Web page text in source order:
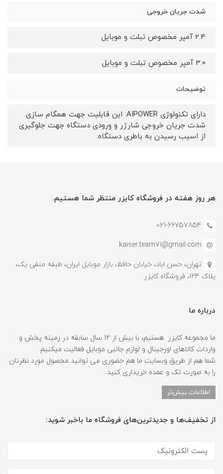
شدت جریان خروجی
2.4 آمپر مخصوص تبلت و موبایل
3.0 آمپر مخصوص تبلت و موبایل
توضیحات
دارای تکنولوژی AIPOWER: این قابلیت جهت همگام سازی
شدت جریان خروجی شارژر و ورودی دستگاه جهت جلوگیری
از اسیب رسیدن به باطری دستگاه.
هر روز هفته در فروشگاه کایزر منتظر شما هستیم.
021-66757854
kaiser.team71@gmail.com
تهران، حسن اباد، خیابان حافظ، بازار موبایل ایران، طبقه منفی یک،
پلاک 124، فروشگاه کایزر
درباره ما
ما مجموعه کایزر هستیم، با بیش از 12 سال سابقه در زمینه پخش و
واردات کالاهای اورجینال و لوازم جانبی موبایل فعالیت میکنیم.
شما هم از طریق وبسایت ما هم حضوری می توانید محصول مورد نظرتان
را به صورت تک و عمده خریداری کنید.
اطلاعات بیش‌تر
از تخفیف‌ها و جدیدترین‌های فروشگاه ما باخبر شوید: